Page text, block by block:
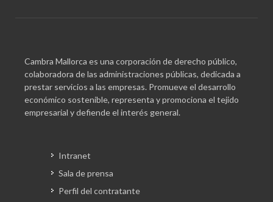
Cambra Mallorca es una corporación de derecho público,
colaboradora de las administraciones públicas, dedicada a
prestar servicios a las empresas. Promueve el desarrollo
económico sostenible, representa y promociona el tejido
empresarial y defiende el interés general.
Intranet
Sala de prensa
Perfil del contratante